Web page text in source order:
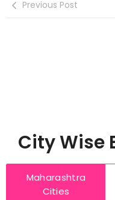
Previous Post
City Wise
Maharashtra
Cities